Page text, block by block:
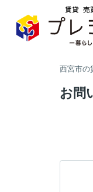
西宮市の
お問